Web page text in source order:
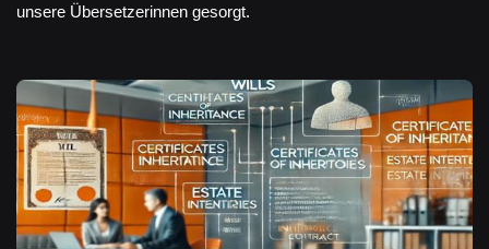
unsere Übersetzerinnen gesorgt.